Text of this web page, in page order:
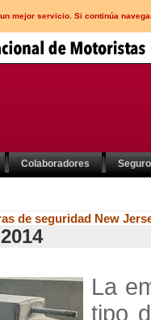
mejor servicio. Si continúa
Colaboradores
de seguridad New
La
tipo